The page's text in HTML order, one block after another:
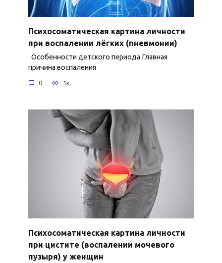
Психосоматическая картина личности
при воспалении лёгких (пневмонии)
Особенности детского периода Главная
причина воспаления
0 1к.
Психосоматическая картина личности
при цистите (воспалении мочевого
пузыря) у женщин